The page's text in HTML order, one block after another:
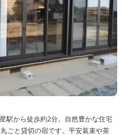
駅から徒歩約2分。自然豊かな住宅
ごと貸切の宿です。平安装束や茶